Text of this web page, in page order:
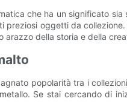
che ha un significato
oggetti da
della storia e della
popolarità tra i
Se stai cercando di